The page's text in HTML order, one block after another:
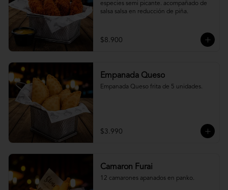
especies semi picante. acompañado de
salsa salsa en reducción de piña.
$8.900
Empanada Queso
Empanada Queso frita de 5 unidades.
$3.990
Camaron Furai
12 camarones apanados en panko.